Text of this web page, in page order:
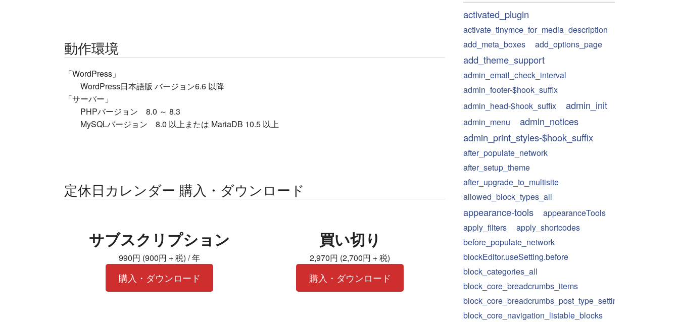
動作環境
「WordPress」
WordPress日本語版 バージョン6.6 以降
「サーバー」
PHPバージョン 8.0 ～ 8.3
MySQLバージョン 8.0 以上または MariaDB 10.5 以上
定休日カレンダー 購入・ダウンロード
サブスクリプション
990円 (900円 + 税) / 年
購入・ダウンロード
買い切り
2,970円 (2,700円 + 税)
購入・ダウンロード
activated_plugin
activate_tinymce_for_media_description
add_meta_boxes
add_options_page
add_theme_support
admin_email_check_interval
admin_footer-$hook_suffix
admin_head-$hook_suffix
admin_init
admin_menu
admin_notices
admin_print_styles-$hook_suffix
after_populate_network
after_setup_theme
after_upgrade_to_multisite
allowed_block_types_all
appearance-tools
appearanceTools
apply_filters
apply_shortcodes
before_populate_network
blockEditor.useSetting.before
block_categories_all
block_core_breadcrumbs_items
block_core_breadcrumbs_post_type_settings
block_core_navigation_listable_blocks